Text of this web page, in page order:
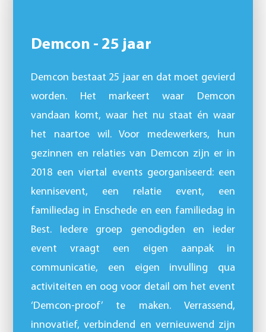
Demcon - 25 jaar
Demcon bestaat 25 jaar en dat moet gevierd
worden. Het markeert waar Demcon
vandaan komt, waar het nu staat én waar
het naartoe wil. Voor medewerkers, hun
gezinnen en relaties van Demcon zijn er in
2018 een viertal events georganiseerd: een
kennisevent, een relatie event, een
familiedag in Enschede en een familiedag in
Best. Iedere groep genodigden en ieder
event vraagt een eigen aanpak in
communicatie, een eigen invulling qua
activiteiten en oog voor detail om het event
‘Demcon-proof’ te maken. Verrassend,
innovatief, verbindend en vernieuwend zijn